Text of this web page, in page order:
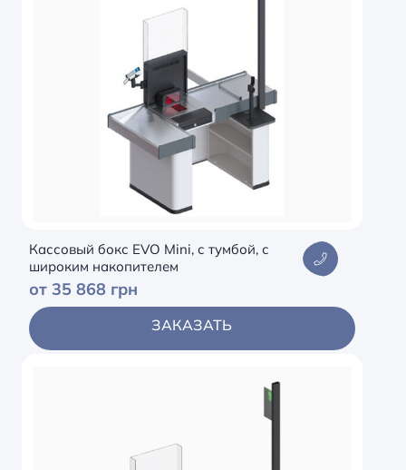
Кассовый бокс EVO Mini, с тумбой, с
широким накопителем
от 35 868 грн
ЗАКАЗАТЬ